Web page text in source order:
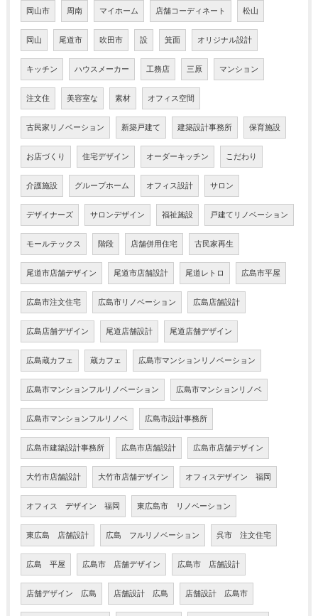
岡山市 周南 マイホーム 店舗コーディネート 松山
岡山 尾道市 吹田市 設 箕面 オリジナル設計
キッチン ハウスメーカー 工務店 三原 マンション
注文住 美容室な 素材 オフィス空間
古民家リノベーション 新築戸建て 建築設計事務所 保育施設
お店づくり 住宅デザイン オーダーキッチン こだわり
介護施設 グループホーム オフィス設計 サロン
デザイナーズ サロンデザイン 福祉施設 戸建てリノベーション
モールテックス 階段 店舗併用住宅 古民家再生
尾道市店舗デザイン 尾道市店舗設計 尾道レトロ 広島市平屋
広島市注文住宅 広島市リノベーション 広島店舗設計
広島店舗デザイン 尾道店舗設計 尾道店舗デザイン
広島蔵カフェ 蔵カフェ 広島市マンションリノベーション
広島市マンションフルリノベーション 広島市マンションリノベ
広島市マンションフルリノベ 広島市設計事務所
広島市建築設計事務所 広島市店舗設計 広島市店舗デザイン
大竹市店舗設計 大竹市店舗デザイン オフィスデザイン 福岡
オフィス デザイン 福岡 東広島市 リノベーション
東広島 店舗設計 広島 フルリノベーション 呉市 注文住宅
広島 平屋 広島市 店舗デザイン 広島市 店舗設計
店舗デザイン 広島 店舗設計 広島 店舗設計 広島市